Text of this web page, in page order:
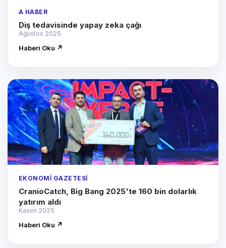
A HABER
Diş tedavisinde yapay zeka çağı
Ağustos 2025
Haberi Oku ↗
EKONOMI GAZETESI
CranioCatch, Big Bang 2025'te 160 bin dolarlık
yatırım aldı
Kasım 2025
Haberi Oku ↗